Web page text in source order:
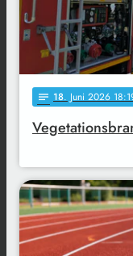
notes 18. Juni 2026